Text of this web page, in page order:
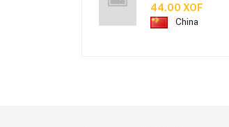
antibactérien.
étudiants hommes
et femmes portent
44.00 XOF
China